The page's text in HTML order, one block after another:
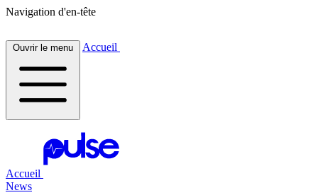
Navigation d'en-tête
Ouvrir le menu Accueil
Accueil
News